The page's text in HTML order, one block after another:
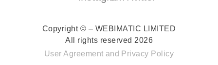
Copyright © – WEBIMATIC LIMITED
All rights reserved 2026
User Agreement and Privacy Policy